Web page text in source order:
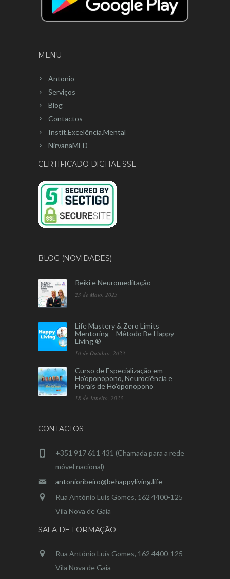
MENU
Antonio
Serviços
Blog
Contactos
Instit.Excelência.Mental
NirvanaMED
CERTIFICADO DIGITAL SSL
BLOG (NOVIDADES)
Reiki e Neuromeditação
23 de Maio, 2025
Life Mastery & Zero Limits
Mentoring – Método Be Happy
Living ®
10 de Outubro, 2023
Curso de Especialização em
Ho’oponopono, Neurociência e
Florais de Ho’oponopono
18 de Janeiro, 2023
CONTACTOS
+351 917 611 431 (Chamada para a rede
móvel nacional)
antonioribeiro@behappyliving.life
Rua António Luís Gomes, 162 4400-125
Vila Nova de Gaia
SALA DE FORMAÇÃO
Rua António Luís Gomes, 162 4400-125
Vila Nova de Gaia